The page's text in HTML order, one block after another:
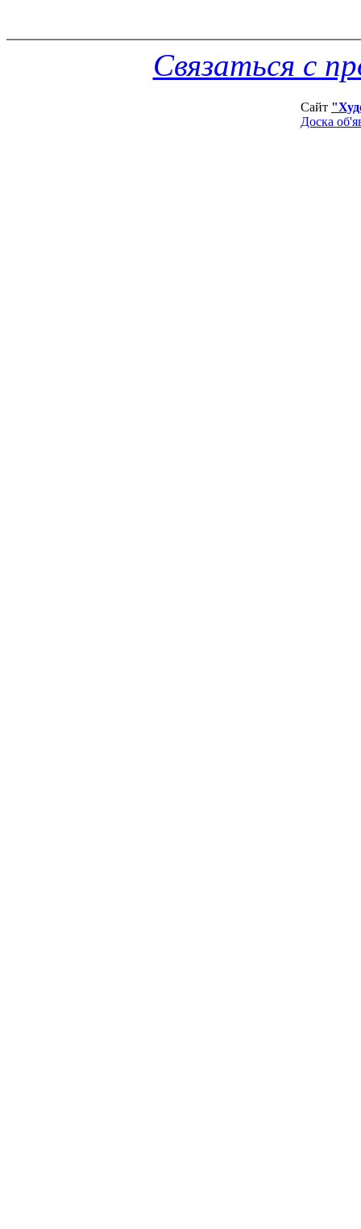
Связаться с
Сайт
Доска